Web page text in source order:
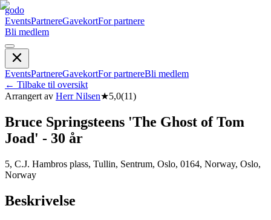
godo
EventsPartnereGavekortFor partnere
Bli medlem
EventsPartnereGavekortFor partnereBli medlem
← Tilbake til oversikt
Arrangert av Herr Nilsen★5,0(11)
Bruce Springsteens 'The Ghost of Tom
Joad' - 30 år
5, C.J. Hambros plass, Tullin, Sentrum, Oslo, 0164, Norway, Oslo,
Norway
Beskrivelse